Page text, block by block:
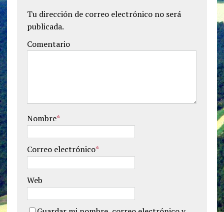
Tu dirección de correo electrónico no será
publicada.
Comentario
Nombre*
Correo electrónico*
Web